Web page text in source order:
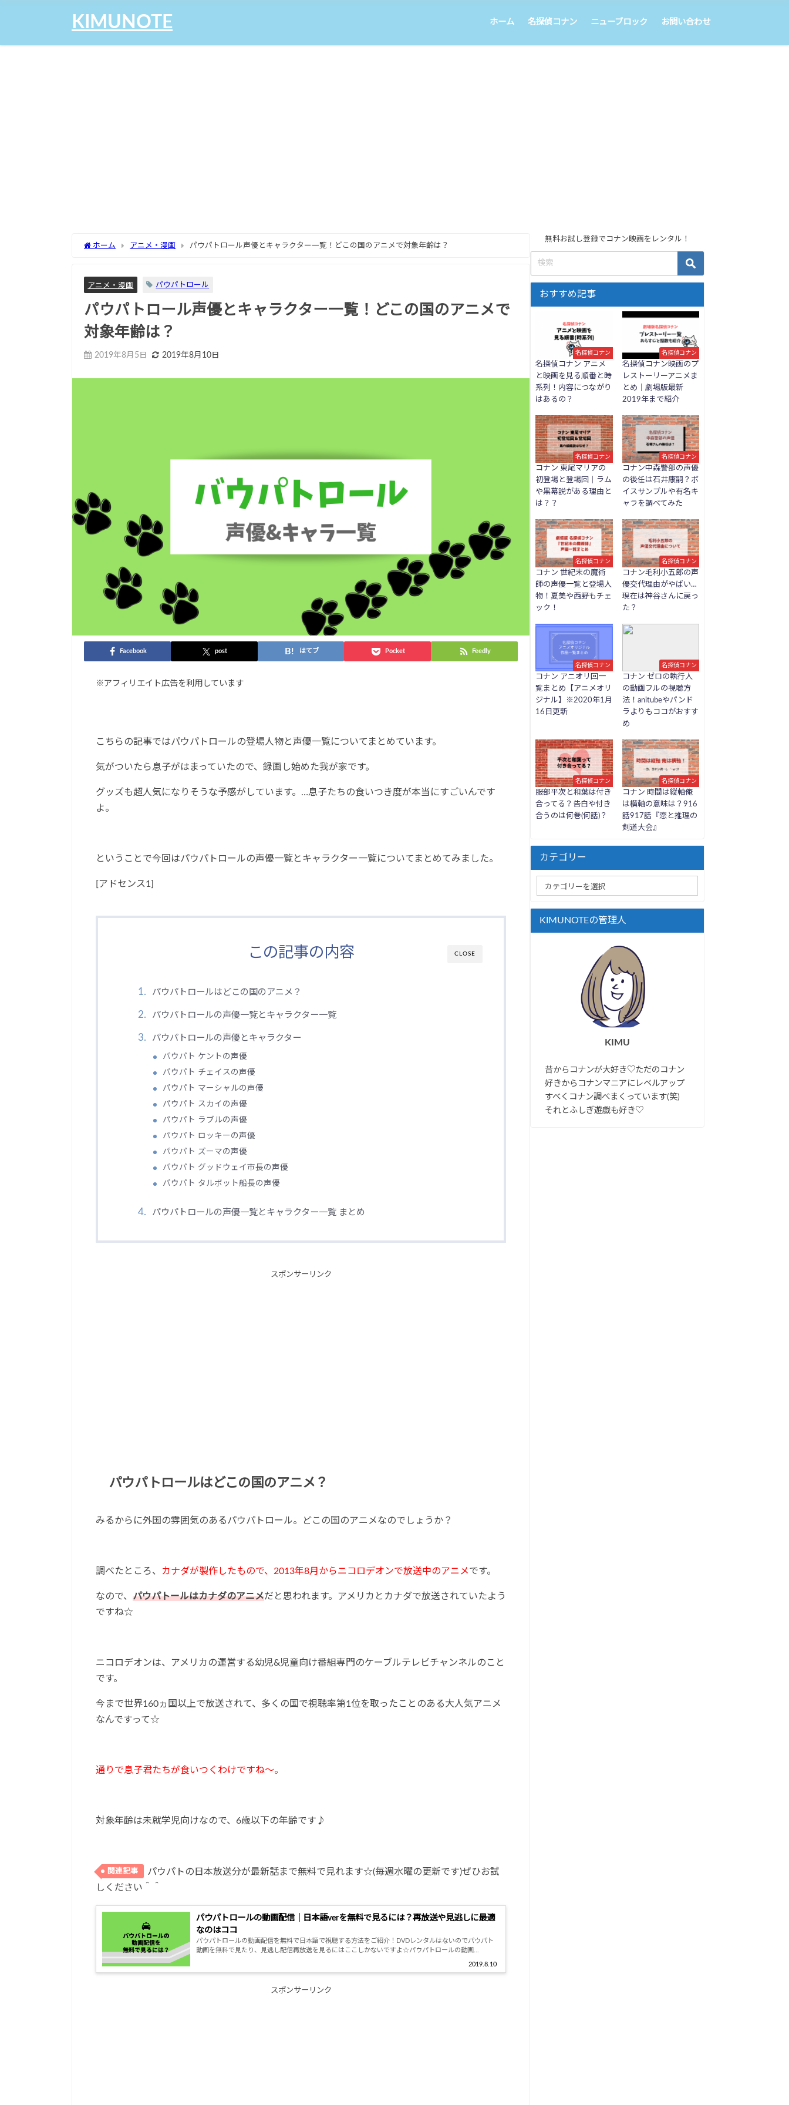
KIMUNOTE ホーム 名探偵コナン ニューブロック お問い合わせ
ホーム アニメ・漫画 パウパトロール声優とキャラクター一覧！どこの国のアニメで対象年齢は？
アニメ・漫画 パウパトロール
パウパトロール声優とキャラクター一覧！どこの国のアニメで
対象年齢は？
2019年8月5日 2019年8月10日
Facebook post はてブ Pocket Feedly
※アフィリエイト広告を利用しています
こちらの記事ではパウパトロールの登場人物と声優一覧についてまとめています。
気がついたら息子がはまっていたので、録画し始めた我が家です。
グッズも超人気になりそうな予感がしています。…息子たちの食いつき度が本当にすごいんです
よ。
ということで今回はパウパトロールの声優一覧とキャラクター一覧についてまとめてみました。
[アドセンス1]
CLOSE
この記事の内容
パウパトロールはどこの国のアニメ？
パウパトロールの声優一覧とキャラクター一覧
パウパトロールの声優とキャラクター
パウパト ケントの声優
パウパト チェイスの声優
パウパト マーシャルの声優
パウパト スカイの声優
パウパト ラブルの声優
パウパト ロッキーの声優
パウパト ズーマの声優
パウパト グッドウェイ市長の声優
パウパト タルボット船長の声優
パウパトロールの声優一覧とキャラクター一覧 まとめ
スポンサーリンク
パウパトロールはどこの国のアニメ？
みるからに外国の雰囲気のあるパウパトロール。どこの国のアニメなのでしょうか？
調べたところ、 カナダが製作したもので、2013年8月からニコロデオンで放送中のアニメです。
なので、 パウパトールはカナダのアニメだと思われます。アメリカとカナダで放送されていたよう
ですね☆
ニコロデオンは、アメリカの運営する幼児&児童向け番組専門のケーブルテレビチャンネルのこと
です。
今まで世界160ヵ国以上で放送されて、多くの国で視聴率第1位を取ったことのある大人気アニメ
なんですって☆
通りで息子君たちが食いつくわけですね～。
対象年齢は未就学児向けなので、6歳以下の年齢です♪
関連記事
パウパトの日本放送分が最新話まで無料で見れます☆(毎週水曜の更新です)ぜひお試
しください＾＾
パウパトロールの動画配信｜日本語verを無料で見るには？再放送や見逃しに最適
なのはココ
2019.8.10
パウパトロールの動画配信を無料で日本語で視聴する方法をご紹介！DVDレンタルはないのでパウパト
動画を無料で見たり、見逃し配信再放送を見るにはここしかないですよ☆パウパトロールの動画...
スポンサーリンク
無料お試し登録でコナン映画をレンタル！
おすすめ記事
名探偵コナン
名探偵コナン アニメ
と映画を見る順番と時
系列！内容につながり
はあるの？
名探偵コナン
名探偵コナン映画のプ
レストーリーアニメま
とめ｜劇場版最新
2019年まで紹介
名探偵コナン
コナン 東尾マリアの
初登場と登場回｜ラム
や黒幕説がある理由と
は？？
名探偵コナン
コナン中森警部の声優
の後任は石井康嗣？ボ
イスサンプルや有名キ
ャラを調べてみた
名探偵コナン
コナン 世紀末の魔術
師の声優一覧と登場人
物！夏美や西野もチェ
ック！
名探偵コナン
コナン毛利小五郎の声
優交代理由がやばい…
現在は神谷さんに戻っ
た？
名探偵コナン
コナン アニオリ回一
覧まとめ【アニメオリ
ジナル】※2020年1月
16日更新
名探偵コナン
コナン ゼロの執行人
の動画フルの視聴方
法！anitubeやパンド
ラよりもココがおすす
め
名探偵コナン
服部平次と和葉は付き
合ってる？告白や付き
合うのは何巻(何話)？
名探偵コナン
コナン 時間は縦軸俺
は横軸の意味は？916
話917話『恋と推理の
剣道大会』
カテゴリー
KIMUNOTEの管理人
KIMU
昔からコナンが大好き♡ただのコナン
好きからコナンマニアにレベルアップ
すべくコナン調べまくっています(笑)
それとふしぎ遊戯も好き♡